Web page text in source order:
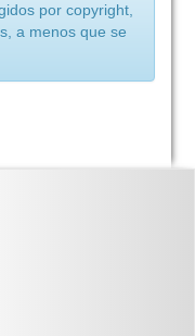
por copyright,
a menos que se